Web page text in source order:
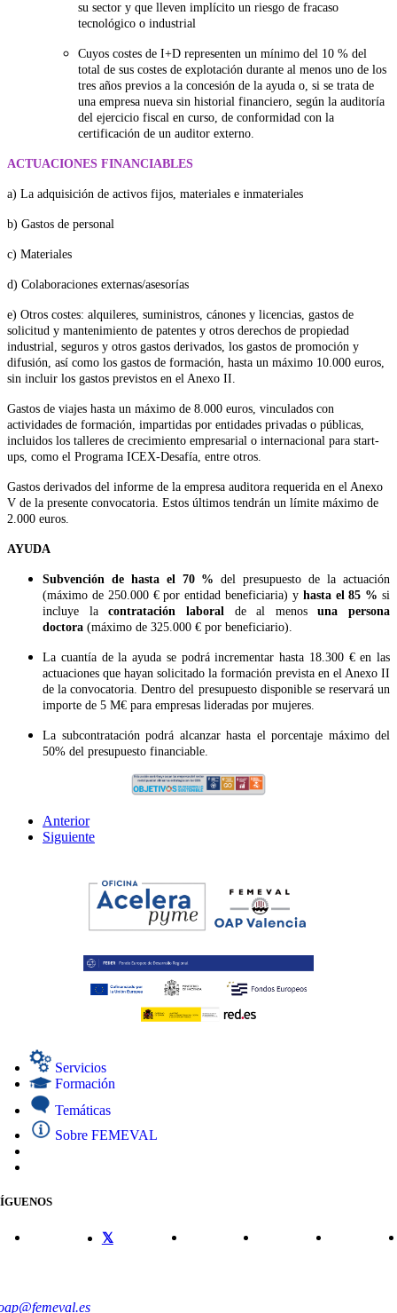
su sector y que lleven implícito un riesgo de fracaso
tecnológico o industrial
Cuyos costes de I+D representen un mínimo del 10 % del
total de sus costes de explotación durante al menos uno de los
tres años previos a la concesión de la ayuda o, si se trata de
una empresa nueva sin historial financiero, según la auditoría
del ejercicio fiscal en curso, de conformidad con la
certificación de un auditor externo.
ACTUACIONES FINANCIABLES
a) La adquisición de activos fijos, materiales e inmateriales
b) Gastos de personal
c) Materiales
d) Colaboraciones externas/asesorías
e) Otros costes: alquileres, suministros, cánones y licencias, gastos de
solicitud y mantenimiento de patentes y otros derechos de propiedad
industrial, seguros y otros gastos derivados, los gastos de promoción y
difusión, así como los gastos de formación, hasta un máximo 10.000 euros,
sin incluir los gastos previstos en el Anexo II.
Gastos de viajes hasta un máximo de 8.000 euros, vinculados con
actividades de formación, impartidas por entidades privadas o públicas,
incluidos los talleres de crecimiento empresarial o internacional para start-
ups, como el Programa ICEX-Desafía, entre otros.
Gastos derivados del informe de la empresa auditora requerida en el Anexo
V de la presente convocatoria. Estos últimos tendrán un límite máximo de
2.000 euros.
AYUDA
Subvención de hasta el 70 % del presupuesto de la actuación
(máximo de 250.000 € por entidad beneficiaria) y hasta el 85 % si
incluye lacontratación laboral de al menosuna persona
doctora (máximo de 325.000 € por beneficiario).
La cuantía de la ayuda se podrá incrementar hasta 18.300 € en las
actuaciones que hayan solicitado la formación prevista en el Anexo II
de la convocatoria. Dentro del presupuesto disponible se reservará un
importe de 5 M€ para empresas lideradas por mujeres.
La subcontratación podrá alcanzar hasta el porcentaje máximo del
50% del presupuesto financiable.
Anterior
Siguiente
Servicios
Formación
Temáticas
Sobre FEMEVAL